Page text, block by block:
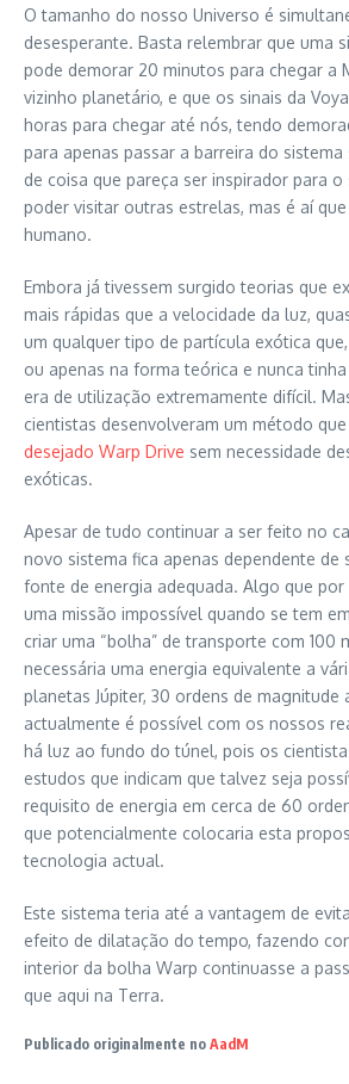
O tamanho do nosso Universo é
desesperante. Basta relembrar que uma
pode demorar 20 minutos para chegar a
vizinho planetário, e que os sinais da
horas para chegar até nós, tendo
para apenas passar a barreira do
de coisa que pareça ser inspirador para
poder visitar outras estrelas, mas é aí
humano.
Embora já tivessem surgido teorias que
mais rápidas que a velocidade da luz,
um qualquer tipo de partícula exótica
ou apenas na forma teórica e nunca
era de utilização extremamente difícil.
cientistas desenvolveram um método que
desejado Warp Drive sem necessidade
exóticas.
Apesar de tudo continuar a ser feito no
novo sistema fica apenas dependente de
fonte de energia adequada. Algo que
uma missão impossível quando se tem
criar uma “bolha” de transporte com 100
necessária uma energia equivalente a
planetas Júpiter, 30 ordens de magnitude
actualmente é possível com os nossos
há luz ao fundo do túnel, pois os
estudos que indicam que talvez seja
requisito de energia em cerca de 60
que potencialmente colocaria esta
tecnologia actual.
Este sistema teria até a vantagem de
efeito de dilatação do tempo, fazendo
interior da bolha Warp continuasse a
que aqui na Terra.
Publicado originalmente no AadM